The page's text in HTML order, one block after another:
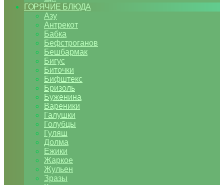
ГОРЯЧИЕ БЛЮДА
Азу
Антрекот
Бабка
Бефстроганов
Бешбармак
Бигус
Биточки
Бифштекс
Бризоль
Буженина
Вареники
Галушки
Голубцы
Гуляш
Долма
Ежики
Жаркое
Жульен
Зразы